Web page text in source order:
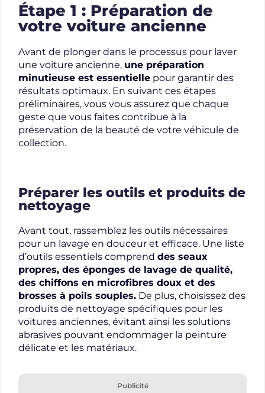
Étape 1 : Préparation de
votre voiture ancienne
Avant de plonger dans le processus pour laver
une voiture ancienne, une préparation
minutieuse est essentielle pour garantir des
résultats optimaux. En suivant ces étapes
préliminaires, vous vous assurez que chaque
geste que vous faites contribue à la
préservation de la beauté de votre véhicule de
collection.
Préparer les outils et produits de
nettoyage
Avant tout, rassemblez les outils nécessaires
pour un lavage en douceur et efficace. Une liste
d’outils essentiels comprend des seaux
propres, des éponges de lavage de qualité,
des chiffons en microfibres doux et des
brosses à poils souples. De plus, choisissez des
produits de nettoyage spécifiques pour les
voitures anciennes, évitant ainsi les solutions
abrasives pouvant endommager la peinture
délicate et les matériaux.
Publicité